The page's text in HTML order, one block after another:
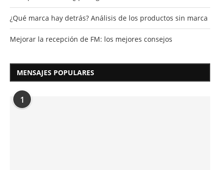
¿Qué marca hay detrás? Análisis de los productos sin marca
Mejorar la recepción de FM: los mejores consejos
MENSAJES POPULARES
1